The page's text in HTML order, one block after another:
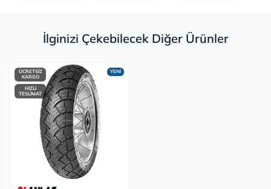
İlginizi Çekebilecek Diğer Ürünler
YENİ
ÜCRETSİZ
KARGO
HIZLI
TESLİMAT